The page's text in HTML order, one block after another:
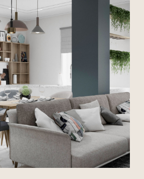
{ Whats App }
Наверх